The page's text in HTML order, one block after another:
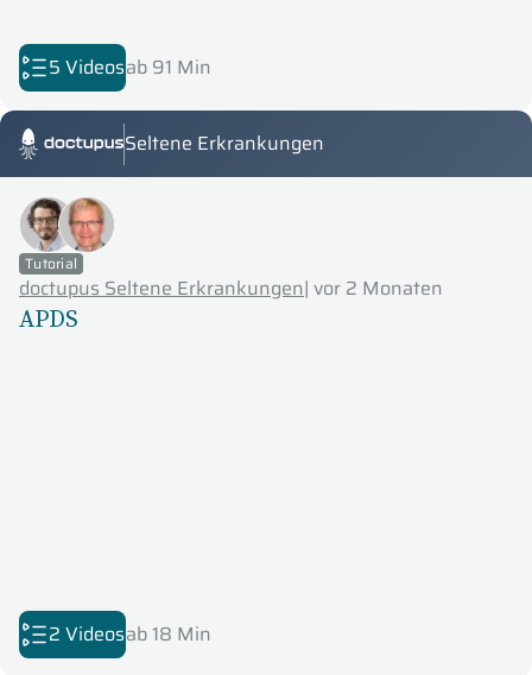
5 Videosab 91 Min
Doctupus TutorialsSeltene Erkrankungen
Tutorial
doctupus Seltene Erkrankungen| vor 2 Monaten
APDS
2 Videosab 18 Min